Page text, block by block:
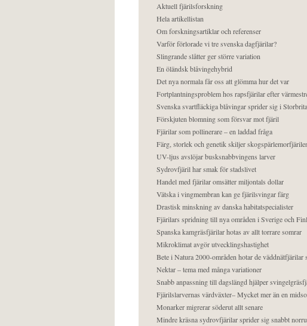
Aktuell fjärilsforskning
Hela artikellistan
Om forskningsartiklar och referenser
Varför förlorade vi tre svenska dagfjärilar?
Slingrande slåtter ger större variation
En öländsk blåvingehybrid
Det nya normala får oss att glömma hur det var
Fortplantningsproblem hos rapsfjärilar efter
Svenska svartfläckiga blåvingar sprider sig i
Förskjuten blomning som försvar mot fjäril
Fjärilar som pollinerare – en laddad fråga
Färg, storlek och genetik skiljer
UV-ljus avslöjar busksnabbvingens larver
Sydrovfjäril har smak för stadslivet
Handel med fjärilar omsätter miljontals dollar
Vätska i vingmembran kan ge fjärilsvingar färg
Drastisk minskning av danska habitatspecialister
Fjärilars spridning till nya områden i Sverige och
Spanska kamgräsfjärilar hotas av allt torrare somrar
Mikroklimat avgör utvecklingshastighet
Bete i Natura 2000-områden hotar de väddnätfjärilar
Nektar – tema med många variationer
Snabb anpassning till dagslängd hjälper
Fjärilslarvernas värdväxter– Mycket mer än en
Monarker migrerar söderut allt senare
Mindre kräsna sydrovfjärilar sprider sig snabbt